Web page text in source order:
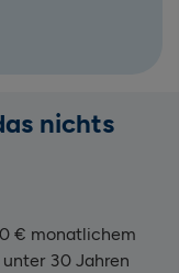
nichts
€ monatlichem
30 Jahren